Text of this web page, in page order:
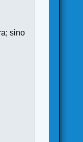
sino